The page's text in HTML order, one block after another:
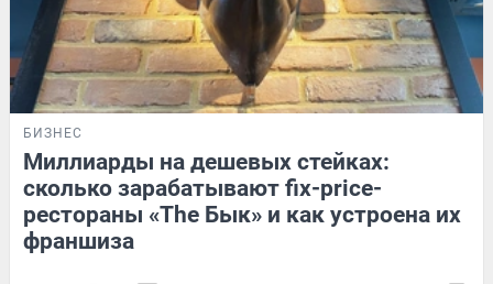
БИЗНЕС
Миллиарды на дешевых стейках:
сколько зарабатывают fix-price-
рестораны «The Бык» и как устроена их
франшиза